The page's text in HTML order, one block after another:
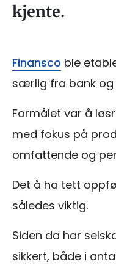
kjente.
Finansco ble
særlig fra bank og
Formålet var å
med fokus på
omfattende og
Det å ha tett
således viktig.
Siden da har
sikkert, både i